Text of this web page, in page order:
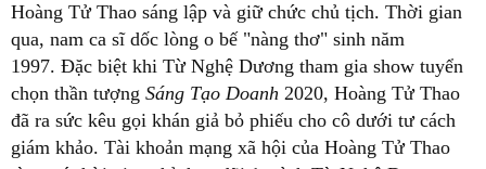
Hoàng Tử Thao sáng lập và giữ chức chủ tịch. Thời gian
qua, nam ca sĩ dốc lòng o bế "nàng thơ" sinh năm
1997. Đặc biệt khi Từ Nghệ Dương tham gia show tuyển
chọn thần tượng Sáng Tạo Doanh 2020, Hoàng Tử Thao
đã ra sức kêu gọi khán giả bỏ phiếu cho cô dưới tư cách
giám khảo. Tài khoản mạng xã hội của Hoàng Tử Thao